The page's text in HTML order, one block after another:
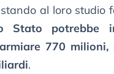
al loro studio
Stato potrebbe
770
.